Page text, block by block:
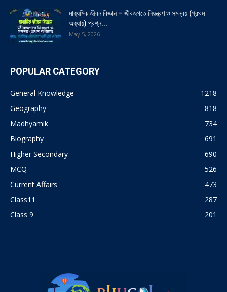
মাধ্যমিক জীবন বিজ্ঞান – জীবজগতে নিয়ন্ত্রণ ও সমন্বয় (প্রথম
অধ্যায়) প্রশ্ন...
May 5, 2026
POPULAR CATEGORY
General Knowledge
1218
Geography
818
Madhyamik
734
Biography
691
Higher Secondary
690
MCQ
526
Current Affairs
473
Class11
287
Class 9
201